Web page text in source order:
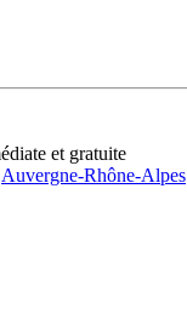
et gratuite
Auvergne-Rhône-Alpes